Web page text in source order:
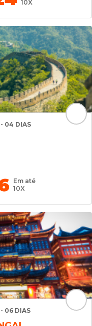
10X
04 DIAS
Em até
10X
06 DIAS